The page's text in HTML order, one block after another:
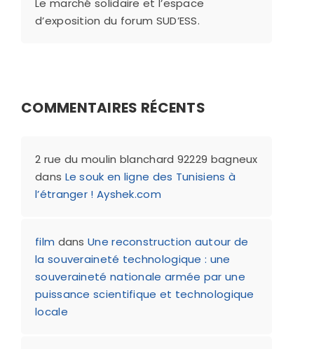
Le marché solidaire et l’espace
d’exposition du forum SUD’ESS.
COMMENTAIRES RÉCENTS
2 rue du moulin blanchard 92229 bagneux
dans Le souk en ligne des Tunisiens à
l’étranger ! Ayshek.com
film dansUne reconstruction autour de
la souveraineté technologique : une
souveraineté nationale armée par une
puissance scientifique et technologique
locale